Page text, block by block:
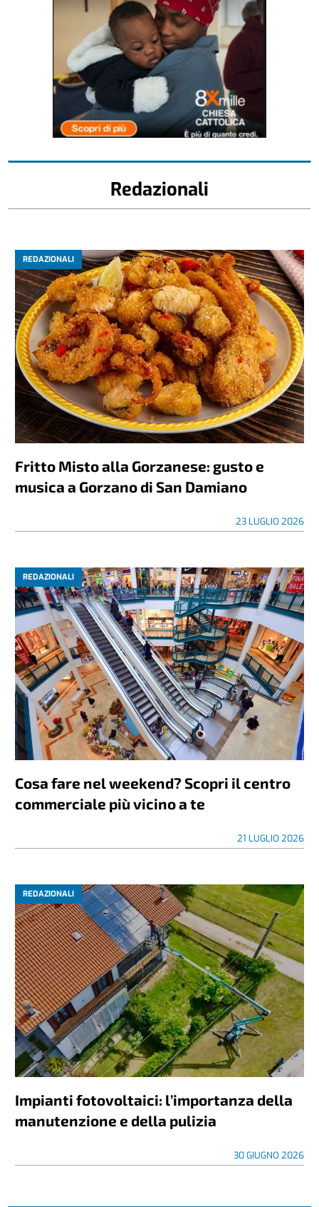
Redazionali
REDAZIONALI
Fritto Misto alla Gorzanese: gusto e
musica a Gorzano di San Damiano
23 LUGLIO 2026
REDAZIONALI
Cosa fare nel weekend? Scopri il centro
commerciale più vicino a te
21 LUGLIO 2026
REDAZIONALI
Impianti fotovoltaici: l’importanza della
manutenzione e della pulizia
30 GIUGNO 2026